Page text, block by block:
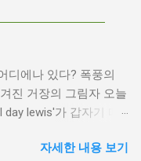
디에나 있다? 폭풍의
진 거장의 그림자 오늘
lewis'가 갑자기 떠
입에 오르내리는 걸까
자세한 내용 보기